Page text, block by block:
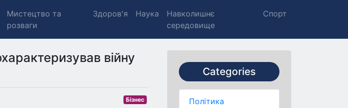
Мистецтво та
розваги
Здоров'я Наука
Навколишнє
середовище
Спорт
Categories
Політика
війну
Бізнес